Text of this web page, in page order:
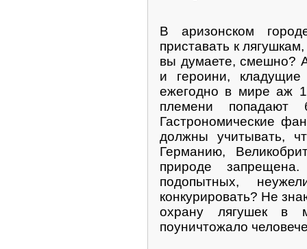
В аризонском
приставать к
вы думаете, смешно?
и героини,
ежегодно в мире аж
племени попадают
Гастрономические
должны учитывать,
Германию,
природе
подопытных,
конкурировать? Не
охрану лягушек в
поуничтожало